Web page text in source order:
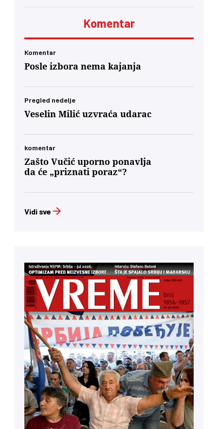
Komentar
Komentar
Posle izbora nema kajanja
Pregled nedelje
Veselin Milić uzvraća udarac
komentar
Zašto Vučić uporno ponavlja
da će „priznati poraz“?
Vidi sve